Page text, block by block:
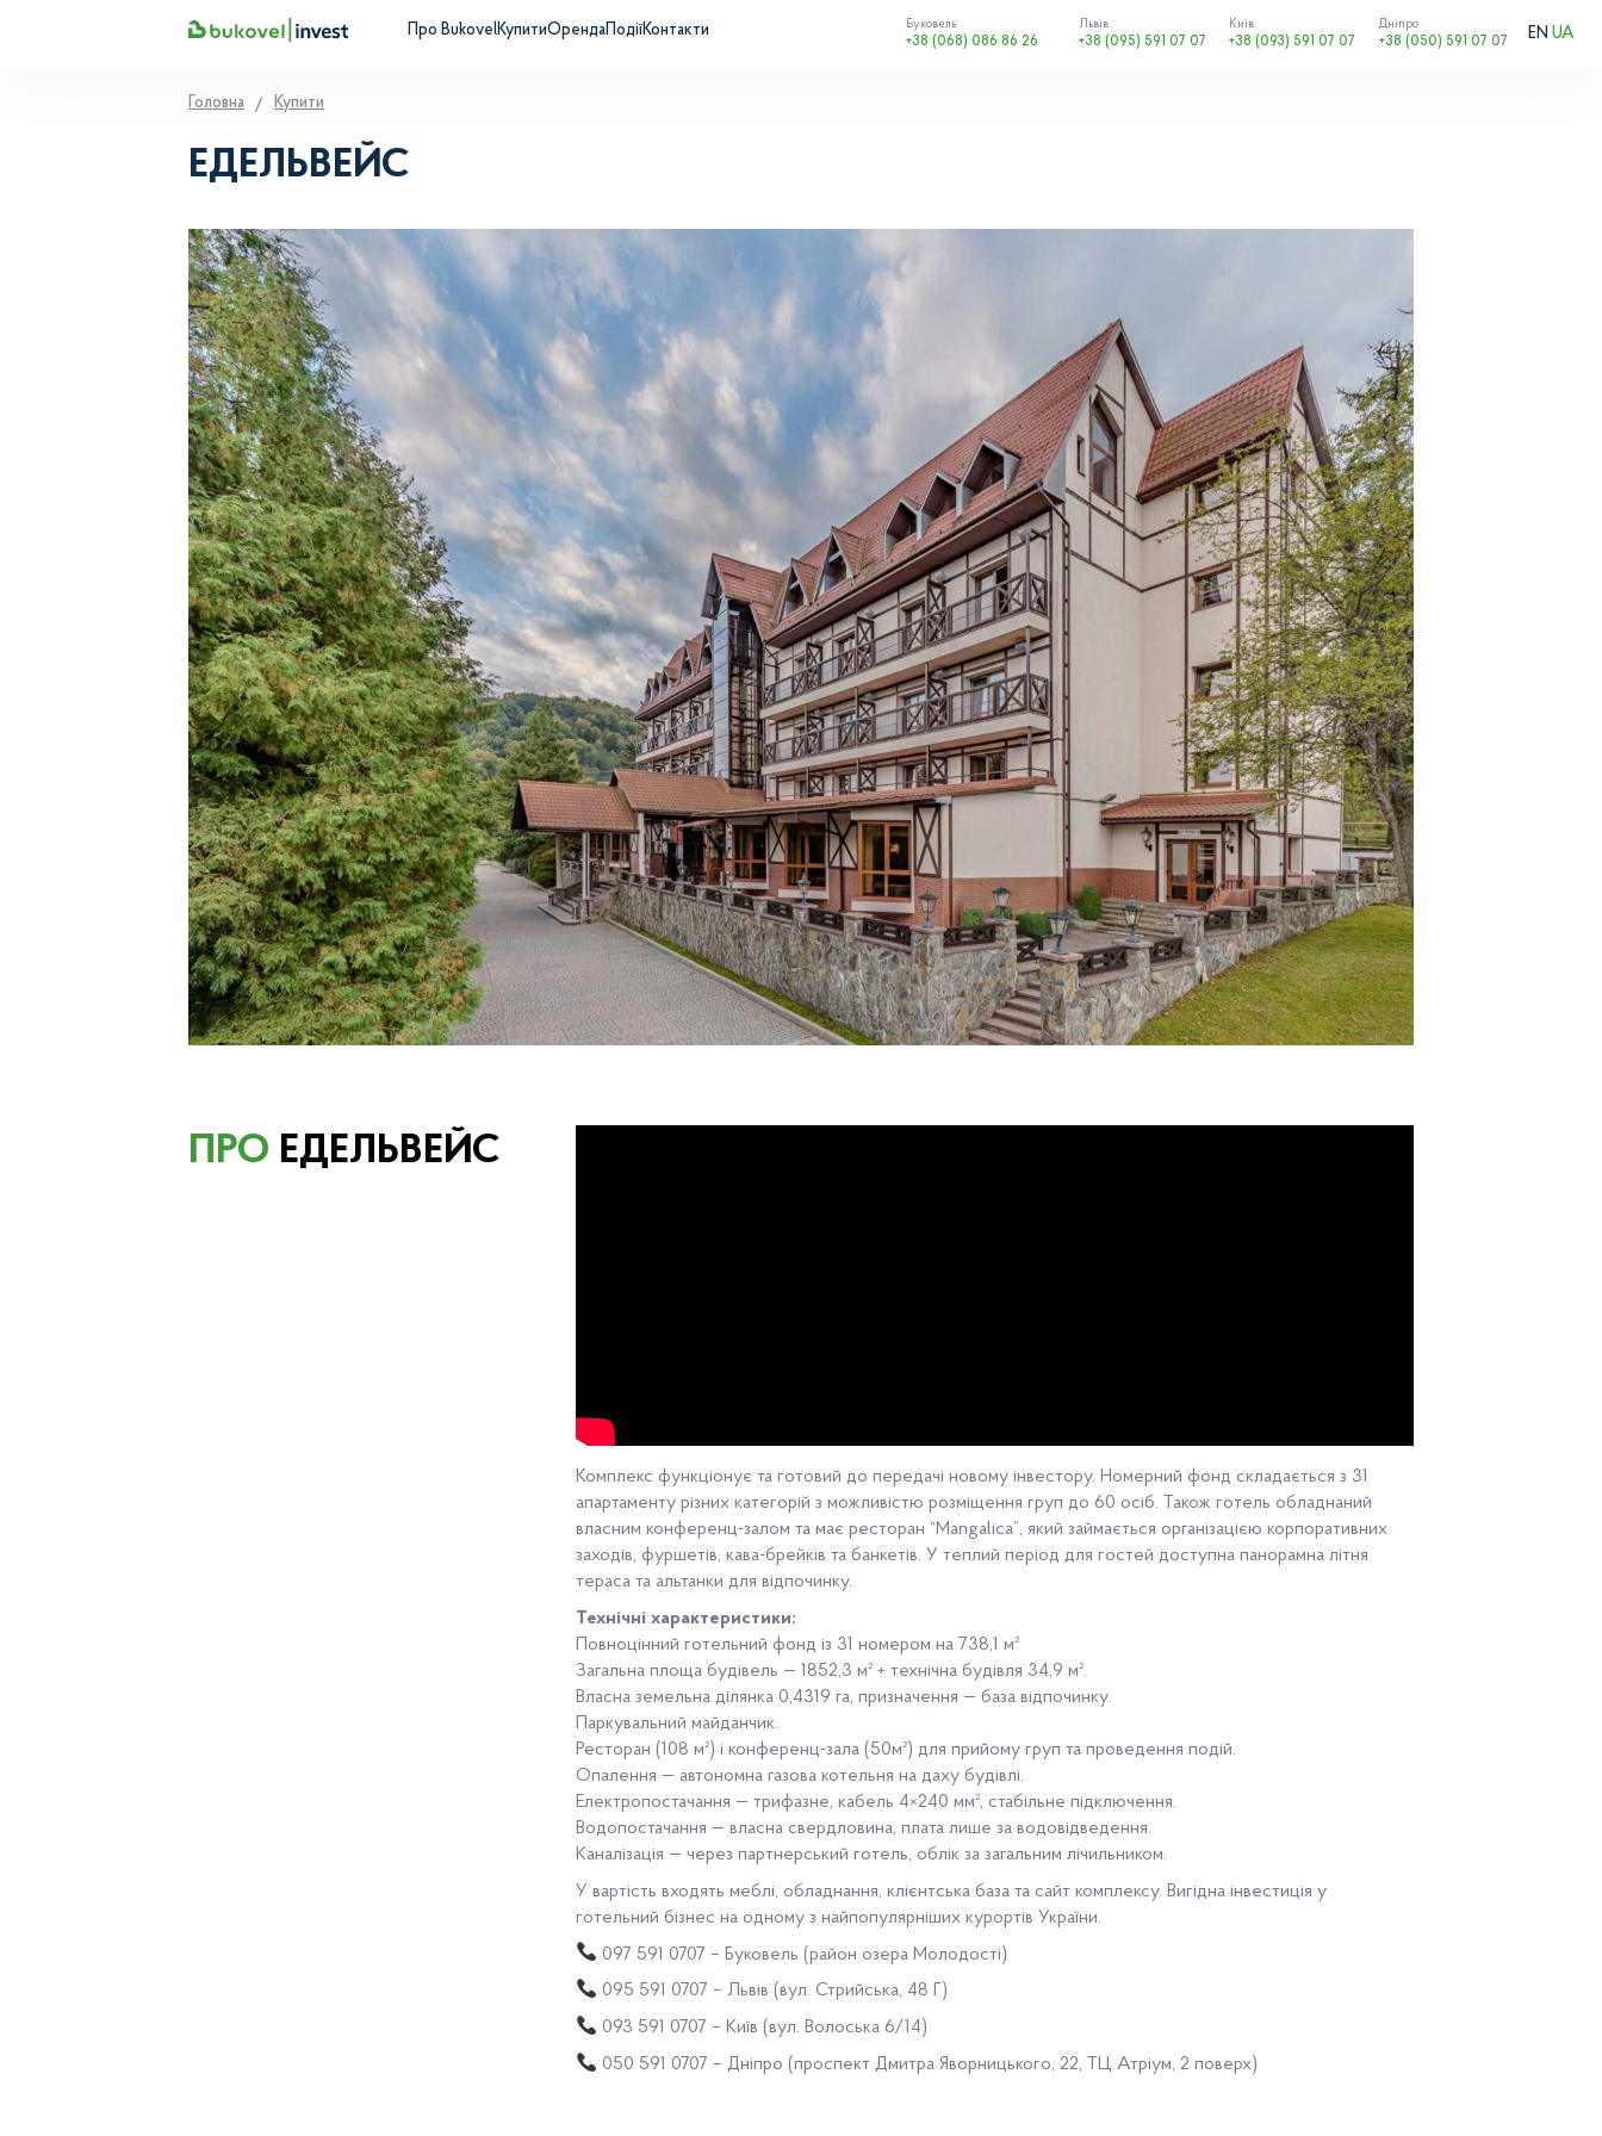
Про BukovelКупитиОрендаПодіїКонтакти Буковель
+38 (068) 086 86 26
Львів
+38 (095) 591 07 07
Київ
+38 (093) 591 07 07
Дніпро
+38 (050) 591 07 07 EN UA
Головна Купити
ЕДЕЛЬВЕЙС
ПРО ЕДЕЛЬВЕЙС
Комплекс функціонує та готовий до передачі новому інвестору. Номерний фонд складається з 31
апартаменту різних категорій з можливістю розміщення груп до 60 осіб. Також готель обладнаний
власним конференц-залом та має ресторан “Mangalica”, який займається організацією корпоративних
заходів, фуршетів, кава-брейків та банкетів. У теплий період для гостей доступна панорамна літня
тераса та альтанки для відпочинку.
Технічні характеристики:
Повноцінний готельний фонд із 31 номером на 738,1 м²
Загальна площа будівель — 1852,3 м² + технічна будівля 34,9 м².
Власна земельна ділянка 0,4319 га, призначення — база відпочинку.
Паркувальний майданчик.
Ресторан (108 м²) і конференц-зала (50м²) для прийому груп та проведення подій.
Опалення — автономна газова котельня на даху будівлі.
Електропостачання — трифазне, кабель 4×240 мм², стабільне підключення.
Водопостачання — власна свердловина, плата лише за водовідведення.
Каналізація — через партнерський готель, облік за загальним лічильником.
У вартість входять меблі, обладнання, клієнтська база та сайт комплексу. Вигідна інвестиція у
готельний бізнес на одному з найпопулярніших курортів України.
097 591 0707 – Буковель (район озера Молодості)
095 591 0707 – Львів (вул. Стрийська, 48 Г)
093 591 0707 – Київ (вул. Волоська 6/14)
050 591 0707 – Дніпро (проспект Дмитра Яворницького, 22, ТЦ Атріум, 2 поверх)